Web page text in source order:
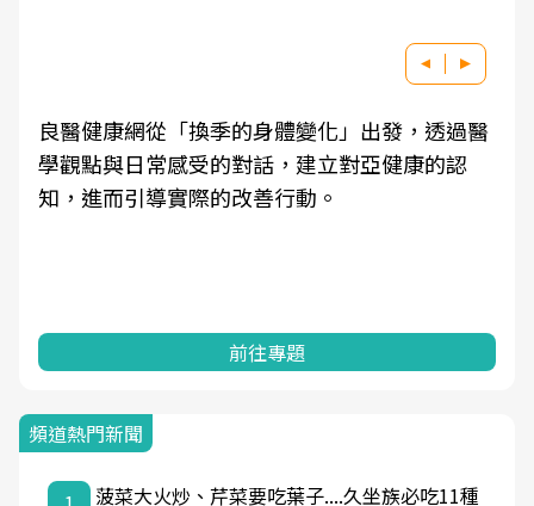
良醫健康網從「換季的身體變化」出發，透過醫
學觀點與日常感受的對話，建立對亞健康的認
知，進而引導實際的改善行動。
前往專題
頻道熱門新聞
菠菜大火炒、芹菜要吃葉子....久坐族必吃11種